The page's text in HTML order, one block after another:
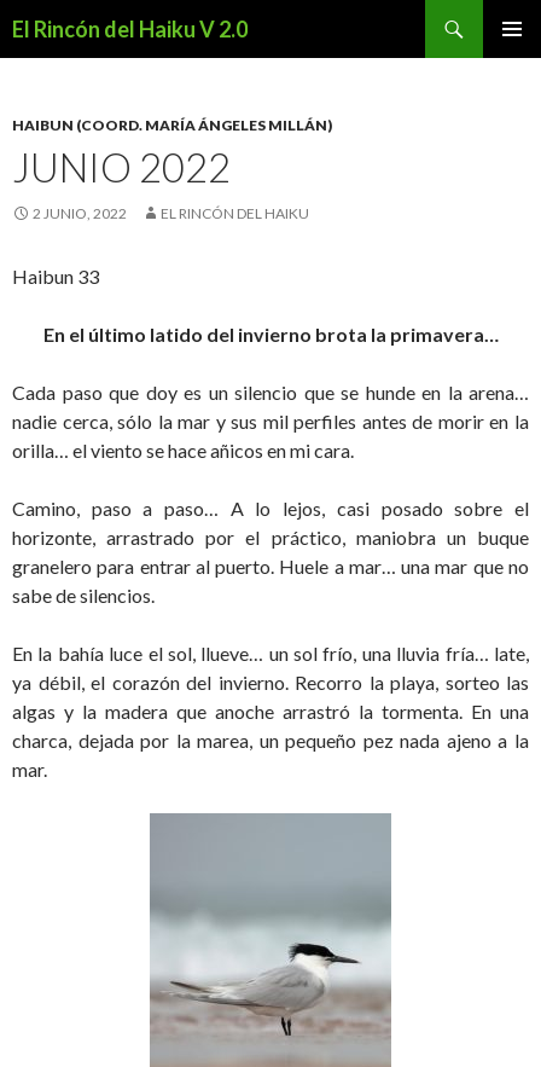
El Rincón del Haiku V 2.0
HAIBUN (COORD. MARÍA ÁNGELES MILLÁN)
JUNIO 2022
2 JUNIO, 2022 EL RINCÓN DEL HAIKU
Haibun 33
En el último latido del invierno brota la primavera…
Cada paso que doy es un silencio que se hunde en la arena…
nadie cerca, sólo la mar y sus mil perfiles antes de morir en la
orilla… el viento se hace añicos en mi cara.
Camino, paso a paso… A lo lejos, casi posado sobre el
horizonte, arrastrado por el práctico, maniobra un buque
granelero para entrar al puerto. Huele a mar… una mar que no
sabe de silencios.
En la bahía luce el sol, llueve… un sol frío, una lluvia fría… late,
ya débil, el corazón del invierno. Recorro la playa, sorteo las
algas y la madera que anoche arrastró la tormenta. En una
charca, dejada por la marea, un pequeño pez nada ajeno a la
mar.